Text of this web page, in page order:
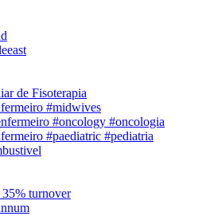
de Fisoterapia
#midwives
#oncology #oncologia
#paediatric #pediatria
turnover